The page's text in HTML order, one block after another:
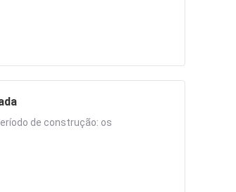
de construção: os